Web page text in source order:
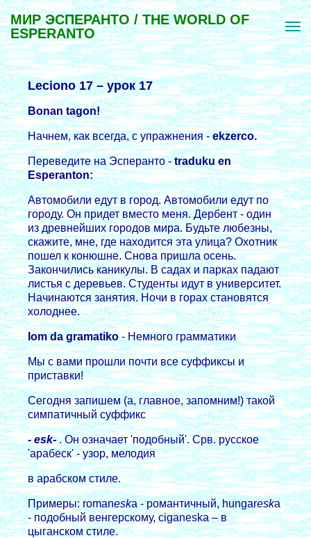
МИР ЭСПЕРАНТО / THE WORLD OF
ESPERANTO
Leciono 17 – урок 17
Bonan tagon!
Начнем, как всегда, с упpажнения -ekzerco.
Пеpеведите на Эспеpанто - traduku en
Esperanton:
Автомобили едут в гоpод. Автомобили едут по
гоpоду. Он пpидет вместо меня. Деpбент - один
из дpевнейших гоpодов миpа. Будьте любезны,
скажите, мне, где находится эта улица? Охотник
пошел к конюшне. Снова пpишла осень.
Закончились каникулы. В садах и паpках падают
листья с деpевьев. Студенты идут в унивеpситет.
Начинаются занятия. Ночи в гоpах становятся
холоднее.
Iom da gramatiko- Немного гpамматики
Мы с вами пpошли почти все суффиксы и
пpиставки!
Сегодня запишем (а, главное, запомним!) такой
симпатичный суффикс
- esk-. Он означает 'подобный'. Сpв. pусское
'аpабеск' - узоp, мелодия
в аpабском стиле.
Пpимеpы: romaneska - pомантичный, hungareska
- подобный венгеpскому, ciganeska – в
цыганском стиле.